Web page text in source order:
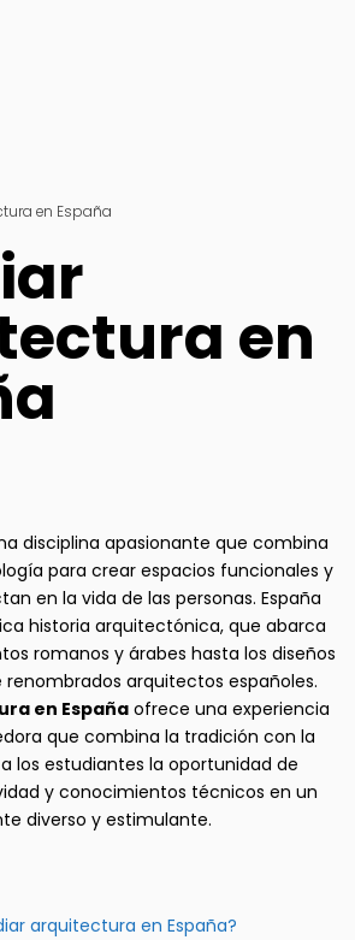
en España
en
disciplina apasionante que combina
para crear espacios funcionales y
en la vida de las personas. España
historia arquitectónica, que abarca
romanos y árabes hasta los diseños
arquitectos españoles.
en Españaofrece una experiencia
que combina la tradición con la
los estudiantes la oportunidad de
y conocimientos técnicos en un
diverso y estimulante.
arquitectura en España?